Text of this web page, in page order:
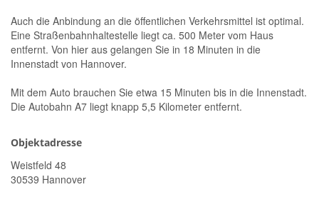
Auch die Anbindung an die öffentlichen Verkehrsmittel ist optimal.
Eine Straßenbahnhaltestelle liegt ca. 500 Meter vom Haus
entfernt. Von hier aus gelangen Sie in 18 Minuten in die
Innenstadt von Hannover.
Mit dem Auto brauchen Sie etwa 15 Minuten bis in die Innenstadt.
Die Autobahn A7 liegt knapp 5,5 Kilometer entfernt.
Objektadresse
Weistfeld 48
30539 Hannover